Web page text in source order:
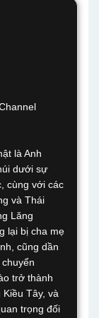
là Anh
dưới sự
cùng với các
và Thái
Lăng
lại bị cha mẹ
cũng dần
trở thành
Tây, và
trọng đối